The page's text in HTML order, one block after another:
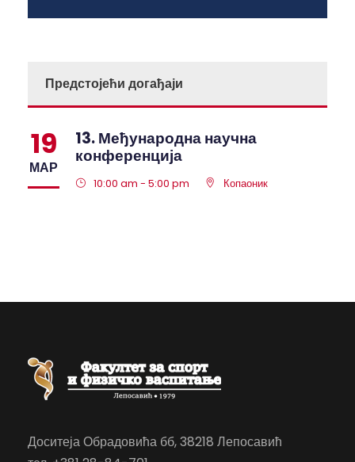
Предстојећи догађаји
19
МАР
13. Међународна научна
конференција
10:00 am - 5:00 pm Копаоник
Доситеја Обрадовића бб, 38218 Лепосавић